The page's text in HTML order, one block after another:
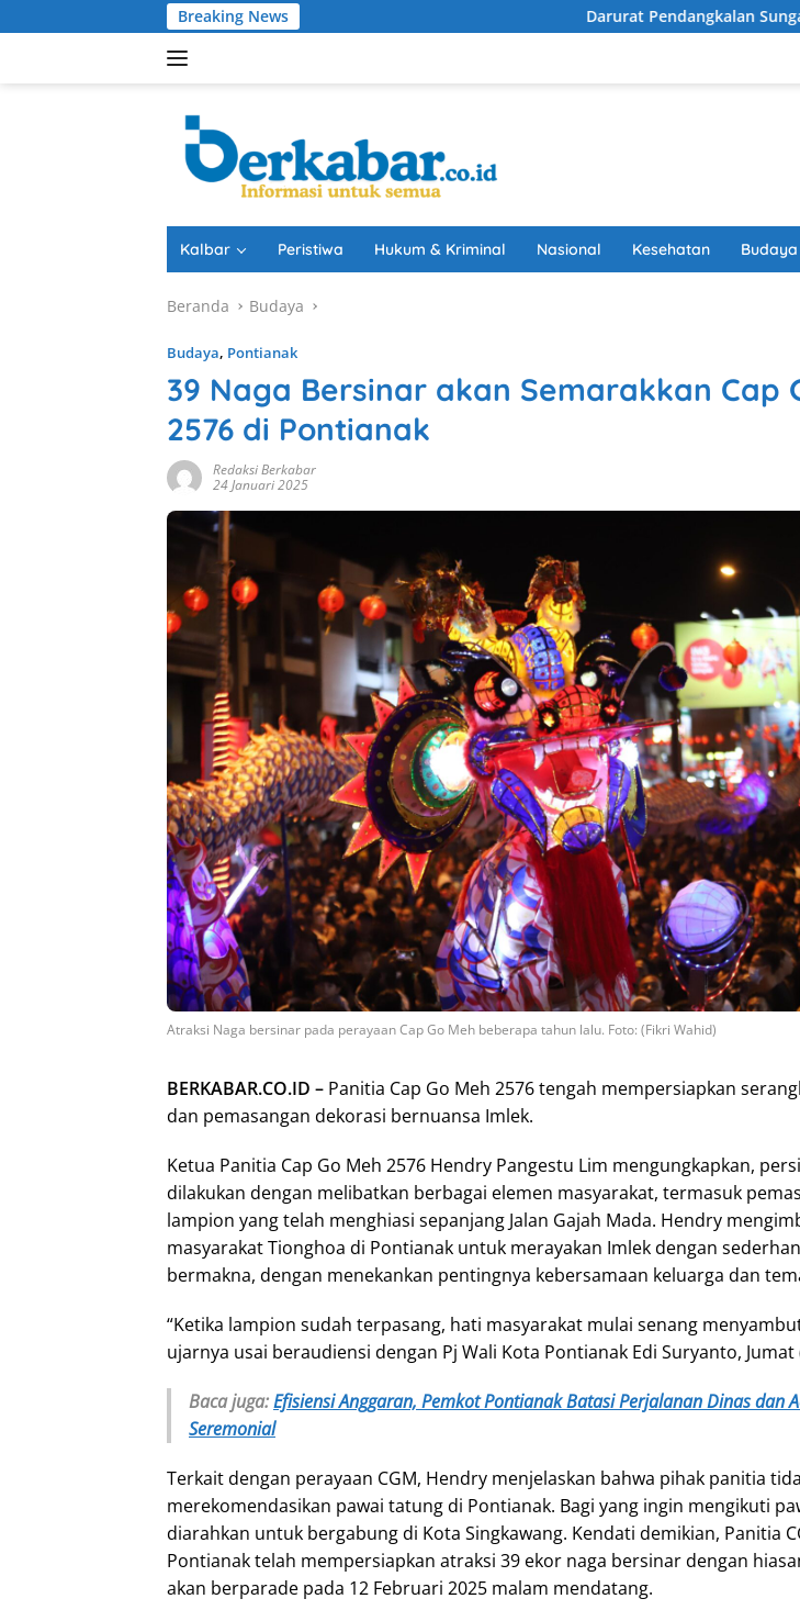
ke
Breaking News Darurat Pendangkalan Sungai Kapuas,
Kalbar Peristiwa Hukum & Kriminal Nasional Kesehatan Budaya
Beranda Budaya
Budaya, Pontianak
39 Naga Bersinar akan Semarakkan Cap
2576 di Pontianak
Redaksi Berkabar
24 Januari 2025
Atraksi Naga bersinar pada perayaan Cap Go Meh beberapa tahun lalu. Foto: (Fikri Wahid)
BERKABAR.CO.ID – Panitia Cap Go Meh 2576 tengah mempersiapkan
dan pemasangan dekorasi bernuansa Imlek.
Ketua Panitia Cap Go Meh 2576 Hendry Pangestu Lim mengungkapkan,
dilakukan dengan melibatkan berbagai elemen masyarakat, termasuk
lampion yang telah menghiasi sepanjang Jalan Gajah Mada. Hendry
masyarakat Tionghoa di Pontianak untuk merayakan Imlek dengan
bermakna, dengan menekankan pentingnya kebersamaan keluarga dan
“Ketika lampion sudah terpasang, hati masyarakat mulai senang
ujarnya usai beraudiensi dengan Pj Wali Kota Pontianak Edi Suryanto, Jumat
Baca juga:Efisiensi Anggaran, Pemkot Pontianak Batasi Perjalanan Dinas dan
Seremonial
Terkait dengan perayaan CGM, Hendry menjelaskan bahwa pihak panitia
merekomendasikan pawai tatung di Pontianak. Bagi yang ingin mengikuti
diarahkan untuk bergabung di Kota Singkawang. Kendati demikian, Panitia
Pontianak telah mempersiapkan atraksi 39 ekor naga bersinar dengan
akan berparade pada 12 Februari 2025 malam mendatang.